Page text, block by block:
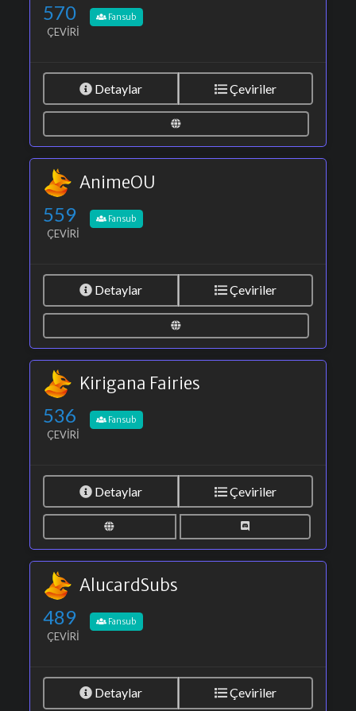
570
ÇEVIRI
Fansub
Detaylar Çeviriler
AnimeOU
559
ÇEVIRI
Fansub
Detaylar Çeviriler
Kirigana Fairies
536
ÇEVIRI
Fansub
Detaylar Çeviriler
AlucardSubs
489
ÇEVIRI
Fansub
Detaylar Çeviriler